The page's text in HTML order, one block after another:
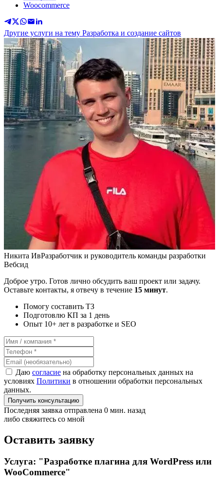
Woocommerce
Другие услуги на тему Разработка и создание сайтов
Никита ИвРазработчик и руководитель команды разработки
Вебсид
Доброе утро. Готов лично обсудить ваш проект или задачу.
Оставьте контакты, я отвечу в течение 15 минут.
Помогу составить ТЗ
Подготовлю КП за 1 день
Опыт 10+ лет в разработке и SEO
Даю согласие на обработку персональных данных на
условиях Политики в отношении обработки персональных
данных.
Получить консультацию
Последняя заявка отправлена 0 мин. назад
либо свяжитесь со мной
Оставить заявку
Услуга: "Разработке плагина для WordPress или
WooCommerce"